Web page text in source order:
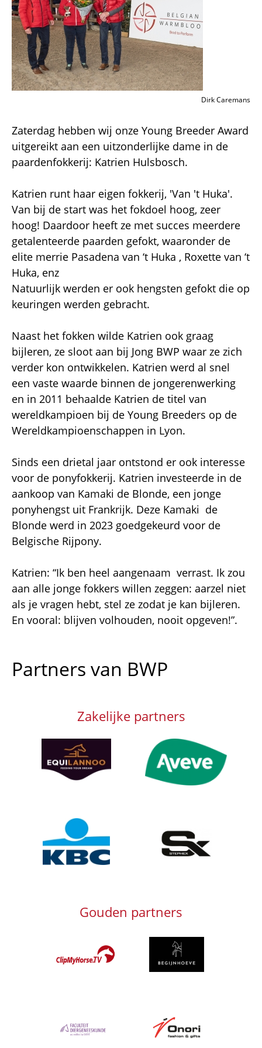
Dirk Caremans
Zaterdag hebben wij onze Young Breeder Award
uitgereikt aan een uitzonderlijke dame in de
paardenfokkerij: Katrien Hulsbosch.
Katrien runt haar eigen fokkerij, 'Van 't Huka'.
Van bij de start was het fokdoel hoog, zeer
hoog! Daardoor heeft ze met succes meerdere
getalenteerde paarden gefokt, waaronder de
elite merrie Pasadena van ‘t Huka , Roxette van ‘t
Huka, enz
Natuurlijk werden er ook hengsten gefokt die op
keuringen werden gebracht.
Naast het fokken wilde Katrien ook graag
bijleren, ze sloot aan bij Jong BWP waar ze zich
verder kon ontwikkelen. Katrien werd al snel
een vaste waarde binnen de jongerenwerking
en in 2011 behaalde Katrien de titel van
wereldkampioen bij de Young Breeders op de
Wereldkampioenschappen in Lyon.
Sinds een drietal jaar ontstond er ook interesse
voor de ponyfokkerij. Katrien investeerde in de
aankoop van Kamaki de Blonde, een jonge
ponyhengst uit Frankrijk. Deze Kamaki de
Blonde werd in 2023 goedgekeurd voor de
Belgische Rijpony.
Katrien: “Ik ben heel aangenaam verrast. Ik zou
aan alle jonge fokkers willen zeggen: aarzel niet
als je vragen hebt, stel ze zodat je kan bijleren.
En vooral: blijven volhouden, nooit opgeven!”.
Partners van BWP
Zakelijke partners
Afbeelding Afbeelding
Afbeelding
Gouden partners
Afbeelding
Afbeelding Afbeelding